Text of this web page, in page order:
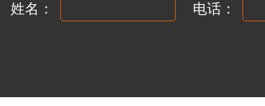
姓名： 电话：